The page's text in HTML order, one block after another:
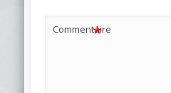
Commentaire
*